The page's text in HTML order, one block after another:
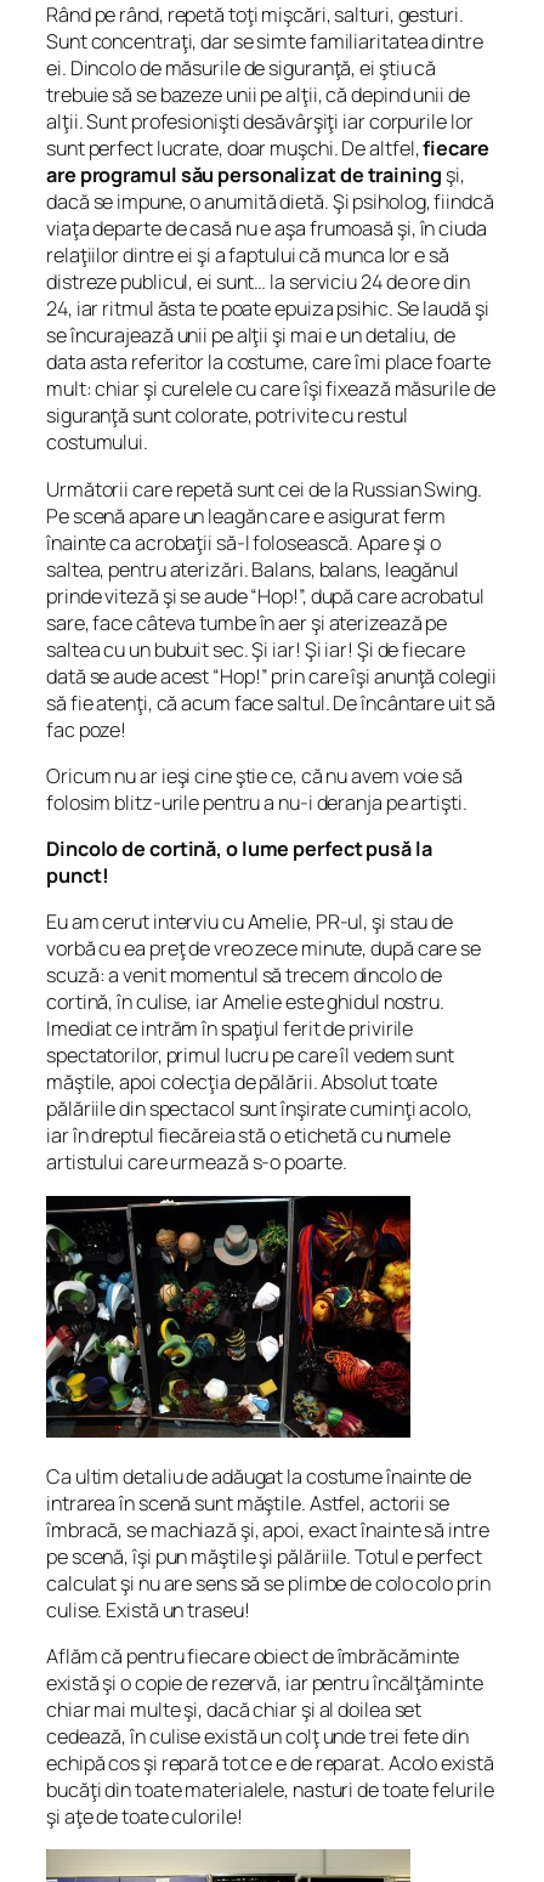
Rând pe rând, repetă toţi mişcări, salturi, gesturi.
Sunt concentraţi, dar se simte familiaritatea dintre
ei. Dincolo de măsurile de siguranţă, ei ştiu că
trebuie să se bazeze unii pe alţii, că depind unii de
alţii. Sunt profesionişti desăvârşiţi iar corpurile lor
sunt perfect lucrate, doar muşchi. De altfel,fiecare
are programul său personalizat de training şi,
dacă se impune, o anumită dietă. Şi psiholog, fiindcă
viaţa departe de casă nu e aşa frumoasă şi, în ciuda
relaţiilor dintre ei şi a faptului că munca lor e să
distreze publicul, ei sunt… la serviciu 24 de ore din
24, iar ritmul ăsta te poate epuiza psihic. Se laudă şi
se încurajează unii pe alţii şi mai e un detaliu, de
data asta referitor la costume, care îmi place foarte
mult: chiar şi curelele cu care îşi fixează măsurile de
siguranţă sunt colorate, potrivite cu restul
costumului.
Următorii care repetă sunt cei de la Russian Swing.
Pe scenă apare un leagăn care e asigurat ferm
înainte ca acrobaţii să-l folosească. Apare şi o
saltea, pentru aterizări. Balans, balans, leagănul
prinde viteză şi se aude “Hop!”, după care acrobatul
sare, face câteva tumbe în aer şi aterizează pe
saltea cu un bubuit sec. Şi iar! Şi iar! Şi de fiecare
dată se aude acest “Hop!” prin care îşi anunţă colegii
să fie atenţi, că acum face saltul. De încântare uit să
fac poze!
Oricum nu ar ieşi cine ştie ce, că nu avem voie să
folosim blitz-urile pentru a nu-i deranja pe artişti.
Dincolo de cortină, o lume perfect pusă la
punct!
Eu am cerut interviu cu Amelie, PR-ul, şi stau de
vorbă cu ea preţ de vreo zece minute, după care se
scuză: a venit momentul să trecem dincolo de
cortină, în culise, iar Amelie este ghidul nostru.
Imediat ce intrăm în spaţiul ferit de privirile
spectatorilor, primul lucru pe care îl vedem sunt
măştile, apoi colecţia de pălării. Absolut toate
pălăriile din spectacol sunt înşirate cuminţi acolo,
iar în dreptul fiecăreia stă o etichetă cu numele
artistului care urmează s-o poarte.
Ca ultim detaliu de adăugat la costume înainte de
intrarea în scenă sunt măştile. Astfel, actorii se
îmbracă, se machiază şi, apoi, exact înainte să intre
pe scenă, îşi pun măştile şi pălăriile. Totul e perfect
calculat şi nu are sens să se plimbe de colo colo prin
culise. Există un traseu!
Aflăm că pentru fiecare obiect de îmbrăcăminte
există şi o copie de rezervă, iar pentru încălţăminte
chiar mai multe şi, dacă chiar şi al doilea set
cedează, în culise există un colţ unde trei fete din
echipă cos şi repară tot ce e de reparat. Acolo există
bucăţi din toate materialele, nasturi de toate felurile
şi aţe de toate culorile!